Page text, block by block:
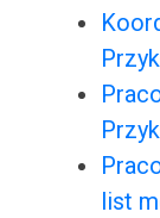
list